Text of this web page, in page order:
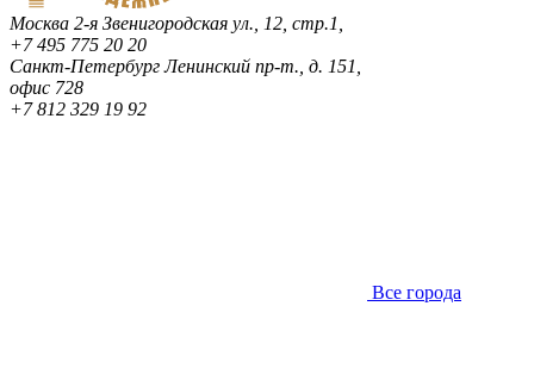
Москва 2-я Звенигородская ул., 12, стр.1,
+7 495 775 20 20
Санкт-ПетербургЛенинский пр-т., д. 151,
офис 728
+7 812 329 19 92
Все города